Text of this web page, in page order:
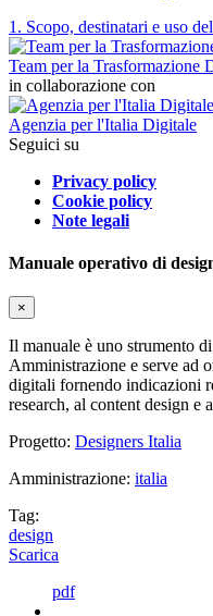
1. Scopo, destinatari e uso
Team per la Trasformazione
in collaborazione con
Agenzia per l'Italia Digitale
Seguici su
Privacy policy
Cookie policy
Note legali
Manuale operativo di
×
Il manuale è uno strumento
Amministrazione e serve ad
digitali fornendo indicazioni
research, al content design e
Progetto: Designers Italia
Amministrazione: italia
Tag:
design
Scarica
pdf